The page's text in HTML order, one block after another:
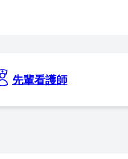
先輩看護師